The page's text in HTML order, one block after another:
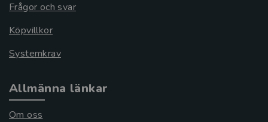
Frågor och svar
Köpvillkor
Systemkrav
Allmänna länkar
Om oss